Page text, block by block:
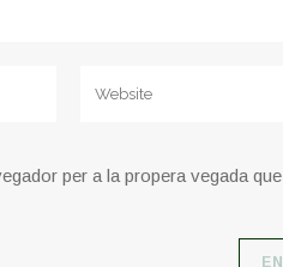
per a la propera vegada que